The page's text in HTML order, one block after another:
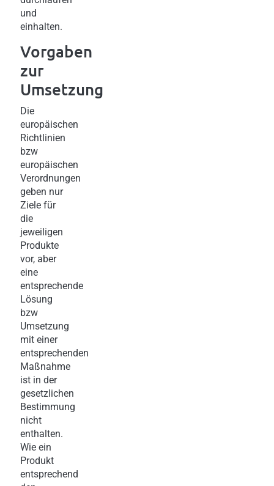
und
einhalten.
Vorgaben
zur
Umsetzung
Die
europäischen
Richtlinien
bzw
europäischen
Verordnungen
geben nur
Ziele für
die
jeweiligen
Produkte
vor, aber
eine
entsprechende
Lösung
bzw
Umsetzung
mit einer
entsprechenden
Maßnahme
ist in der
gesetzlichen
Bestimmung
nicht
enthalten.
Wie ein
Produkt
entsprechend